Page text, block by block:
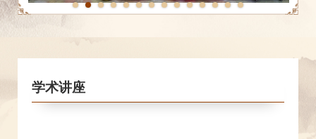
4 5 6 7 8 9 10 11 12 13 14
学术讲座